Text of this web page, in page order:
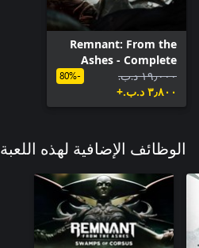
Remnant: From the
Ashes - Complete
Edition
١٩٫٠٠٠ د.ب.‏
٣٫٨٠٠ د.ب.‏+
-80%
الوظائف الإضافية لهذه اللعبة